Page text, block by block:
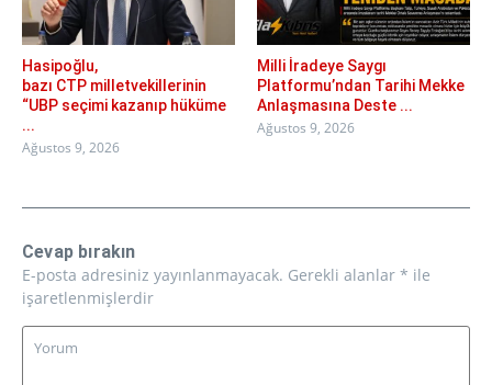
Hasipoğlu,
bazı CTP milletvekillerinin
“UBP seçimi kazanıp hüküme
...
Ağustos 9, 2026
Milli İradeye Saygı
Platformu’ndan Tarihi Mekke
Anlaşmasına Deste ...
Ağustos 9, 2026
Cevap bırakın
E-posta adresiniz yayınlanmayacak. Gerekli alanlar * ile
işaretlenmişlerdir